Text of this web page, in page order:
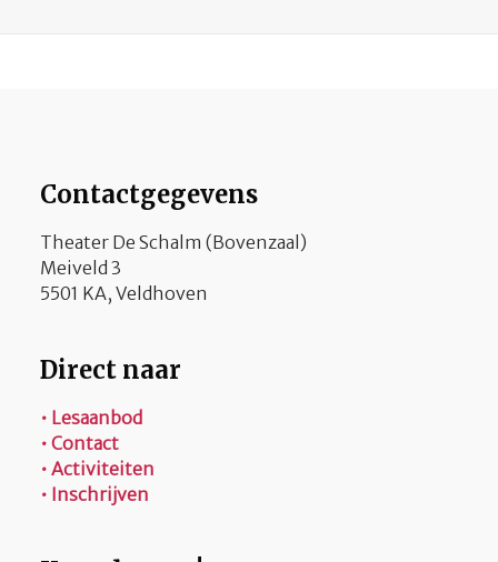
Contactgegevens
Theater De Schalm (Bovenzaal)
Meiveld 3
5501 KA, Veldhoven
Direct naar
• Lesaanbod
• Contact
• Activiteiten
• Inschrijven